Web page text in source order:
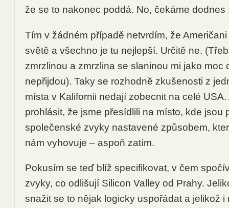
že se to nakonec poddá. No, čekáme dodnes
Tím v žádném případě netvrdím, že
světě a všechno je tu nejlepší. Určitě ne.
zmrzlinou a zmrzlina se slaninou mi jako moc
nepřijdou). Taky se rozhodně zkušenosti z
místa v Kalifornii nedají zobecnit na celé USA.
prohlásit, že jsme přesídlili na místo, kde jsou
společenské zvyky nastavené způsobem,
nám vyhovuje – aspoň zatím.
Pokusím se teď blíž specifikovat, v čem
zvyky, co odlišují Silicon Valley od Prahy.
snažit se to nějak logicky uspořádat a jelikož i